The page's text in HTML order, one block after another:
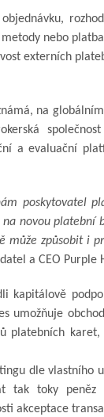
nebo
externích
na
a evaluační
poskytovatel
novou platební
může způsobit i
a CEO Purple
kapitálově
umožňuje
platebních
dle vlastního
tak toky
akceptace